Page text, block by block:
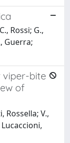
Rossi; G.,
Guerra;
viper-bite
of
Rossella; V.,